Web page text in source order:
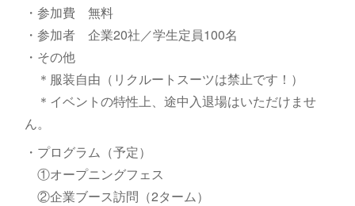
・参加費 無料
・参加者 企業20社／学生定員100名
・その他
＊服装自由（リクルートスーツは禁止です！）
＊イベントの特性上、途中入退場はいただけませ
ん。
・プログラム（予定）
①オープニングフェス
②企業ブース訪問（2ターム）